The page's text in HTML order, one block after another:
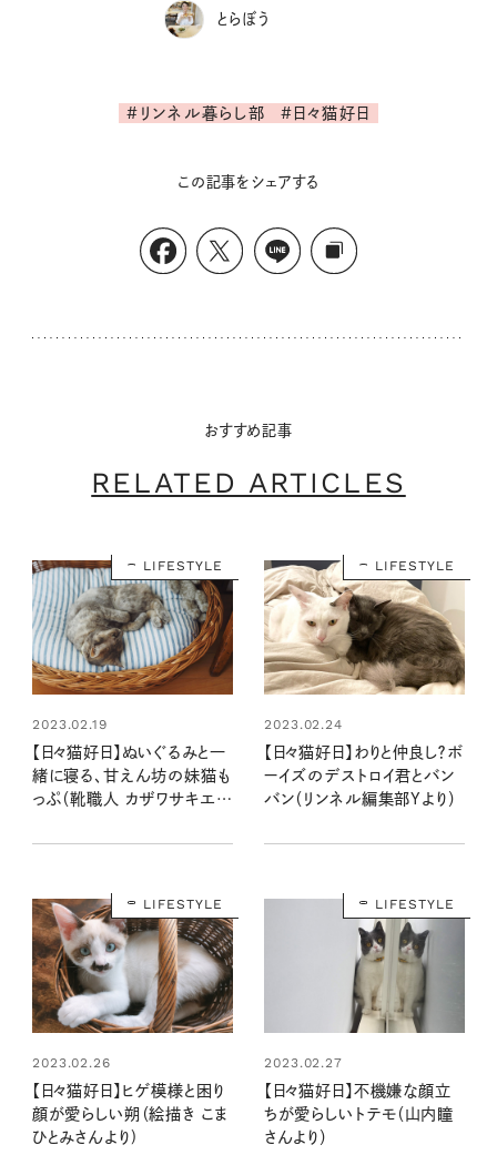
とらぼう
#リンネル暮らし部 #日々猫好日
この記事をシェアする
おすすめ記事
RELATED ARTICLES
LIFESTYLE
2023.02.19
【日々猫好日】ぬいぐるみと一
緒に寝る、甘えん坊の妹猫も
っぷ（靴職人 カザワサキエさ
LIFESTYLE
2023.02.24
【日々猫好日】わりと仲良し？ボ
ーイズのデストロイ君とバン
バン（リンネル編集部Yより）
LIFESTYLE
2023.02.26
【日々猫好日】ヒゲ模様と困り
顔が愛らしい朔（絵描き こま
ひとみさんより)
LIFESTYLE
2023.02.27
【日々猫好日】不機嫌な顔立
ちが愛らしいトテモ（山内瞳
さんより）